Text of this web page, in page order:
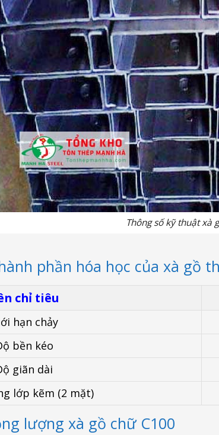
Thông số kỹ thuật xà
phần hóa học của xà gồ
chỉ tiêu
hạn chảy
bền kéo
giãn dài
lớp kẽm (2 mặt)
lượng xà gồ chữ C100